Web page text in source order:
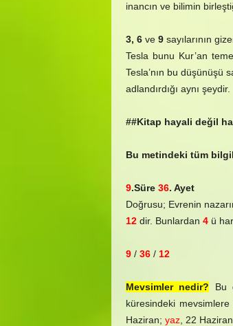
inancın ve bilimin
3, 6ve 9sayılarının
Tesla bunu Kur’an
Tesla’nın bu düşünüşü
adlandırdığı aynı şeydir.
##Kitap hayali değil
Bu metindeki tüm
9.Süre 36. Ayet
Doğrusu; Evrenin
12dir. Bunlardan 4ü
9/ 36 / 12
Mevsimler nedir? Bu
küresindeki
Haziran; yaz, 22